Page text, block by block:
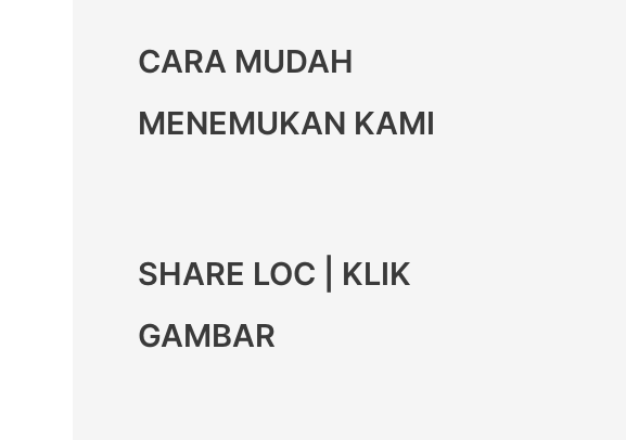
CARA MUDAH
MENEMUKAN KAMI
SHARE LOC | KLIK
GAMBAR